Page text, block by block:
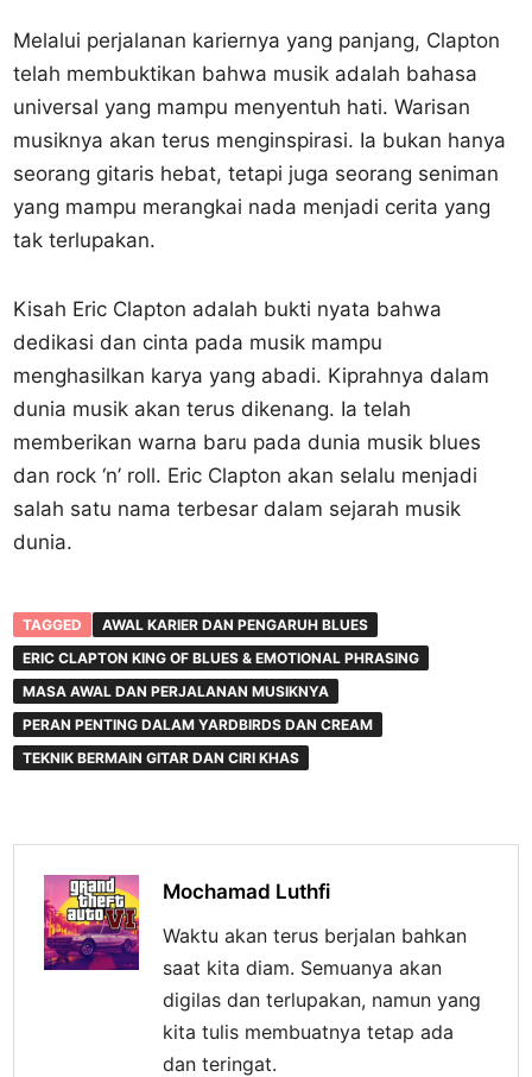
Melalui perjalanan kariernya yang panjang, Clapton
telah membuktikan bahwa musik adalah bahasa
universal yang mampu menyentuh hati. Warisan
musiknya akan terus menginspirasi. Ia bukan hanya
seorang gitaris hebat, tetapi juga seorang seniman
yang mampu merangkai nada menjadi cerita yang
tak terlupakan.
Kisah Eric Clapton adalah bukti nyata bahwa
dedikasi dan cinta pada musik mampu
menghasilkan karya yang abadi. Kiprahnya dalam
dunia musik akan terus dikenang. Ia telah
memberikan warna baru pada dunia musik blues
dan rock ‘n’ roll. Eric Clapton akan selalu menjadi
salah satu nama terbesar dalam sejarah musik
dunia.
TAGGED
AWAL KARIER DAN PENGARUH BLUES
ERIC CLAPTON KING OF BLUES & EMOTIONAL PHRASING
MASA AWAL DAN PERJALANAN MUSIKNYA
PERAN PENTING DALAM YARDBIRDS DAN CREAM
TEKNIK BERMAIN GITAR DAN CIRI KHAS
Mochamad Luthfi
Waktu akan terus berjalan bahkan
saat kita diam. Semuanya akan
digilas dan terlupakan, namun yang
kita tulis membuatnya tetap ada
dan teringat.